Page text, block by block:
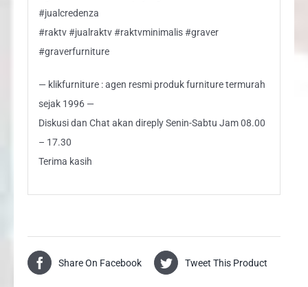
#jualcredenza
#raktv #jualraktv #raktvminimalis #graver
#graverfurniture
— klikfurniture : agen resmi produk furniture termurah
sejak 1996 —
Diskusi dan Chat akan direply Senin-Sabtu Jam 08.00
– 17.30
Terima kasih
Share On Facebook Tweet This Product